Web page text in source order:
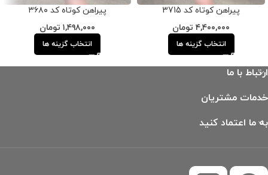
پیراهن کوتاه کد 3715
۴,۴۰۰,۰۰۰ تومان
انتخاب گزینه ها
پیراهن کوتاه کد ۳۶۸۰
۱,۴۹۸,۰۰۰ تومان
انتخاب گزینه ها
ارتباط با ما
خدمات مشتریان
به ما اعتماد کنید